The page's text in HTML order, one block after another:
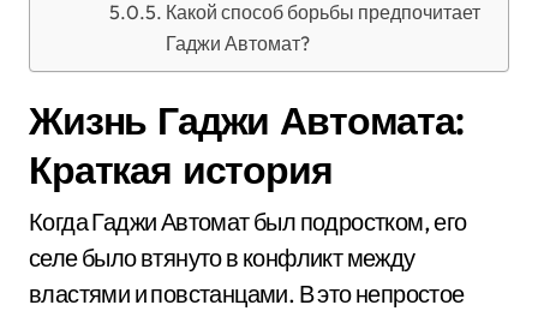
Какой способ борьбы предпочитает
Гаджи Автомат?
Жизнь Гаджи Автомата:
Краткая история
Когда Гаджи Автомат был подростком, его
селе было втянуто в конфликт между
властями и повстанцами. В это непростое